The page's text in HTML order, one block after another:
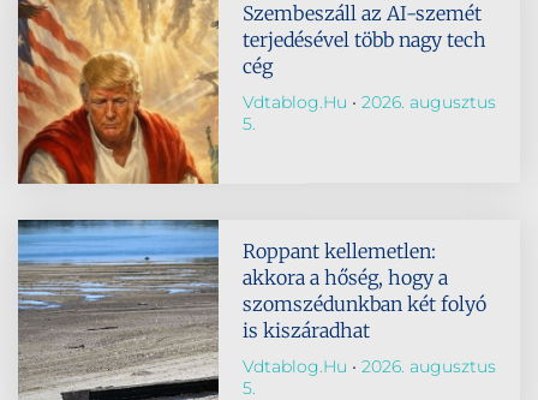
Szembeszáll az AI-szemét
terjedésével több nagy tech
cég
Vdtablog.hu
2026. augusztus
5.
Roppant kellemetlen:
akkora a hőség, hogy a
szomszédunkban két folyó
is kiszáradhat
Vdtablog.hu
2026. augusztus
5.